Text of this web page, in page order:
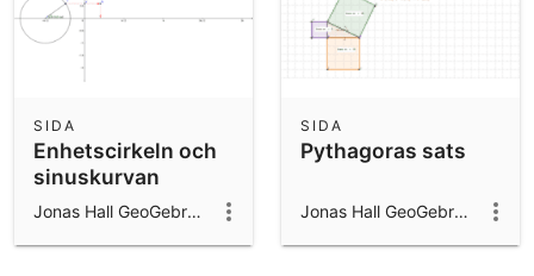
Enhetscirkeln och
sinuskurvan
SIDA
Jonas Hall GeoGebra ambassador 2024/25
Pythagoras sats
SIDA
Jonas Hall GeoGebra ambassador 2024/25